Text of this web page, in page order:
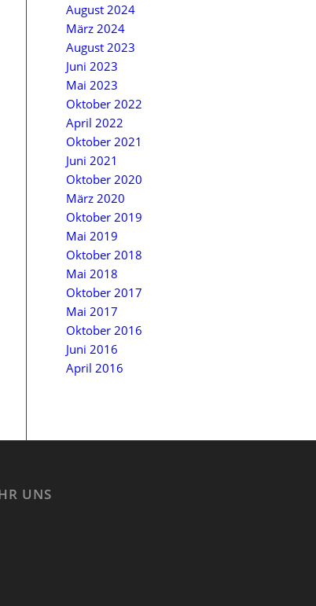
August 2024
März 2024
August 2023
Juni 2023
Mai 2023
Oktober 2022
April 2022
Oktober 2021
Juni 2021
Oktober 2020
März 2020
Oktober 2019
Mai 2019
Oktober 2018
Mai 2018
Oktober 2017
Mai 2017
Oktober 2016
Juni 2016
April 2016
UNS